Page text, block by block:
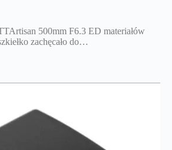
500mm F6.3 ED materiałów
zachęcało do…